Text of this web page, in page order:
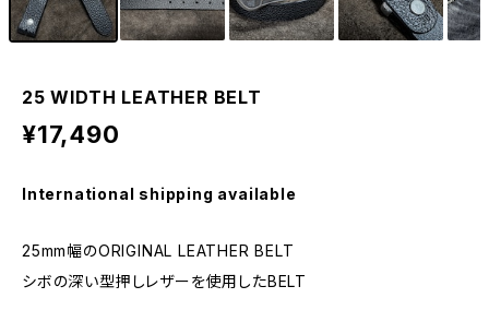
25 WIDTH LEATHER BELT
¥17,490
International shipping available
25mm幅のORIGINAL LEATHER BELT
シボの深い型押しレザーを使用したBELT